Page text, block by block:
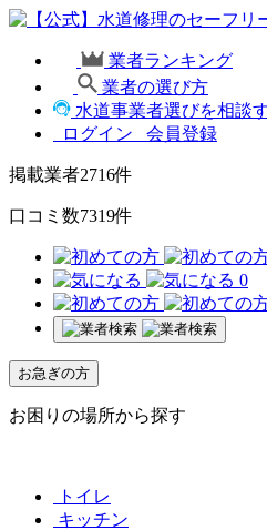
業者ランキング
業者の選び方
水道事業者選びを相談
ログイン
会員登録
掲載業者2716件
口コミ数7319件
0
お急ぎの方
お困りの場所から探す
トイレ
キッチン